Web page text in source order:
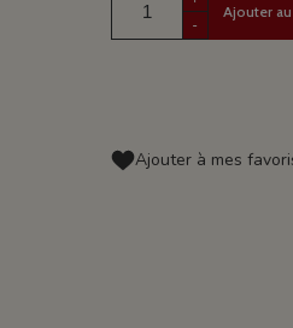
-
Ajouter
Ajouter à mes